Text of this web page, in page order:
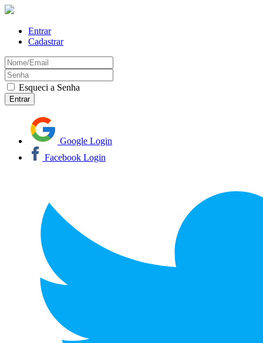
Entrar
Cadastrar
Esqueci a Senha
Google Login
Facebook Login